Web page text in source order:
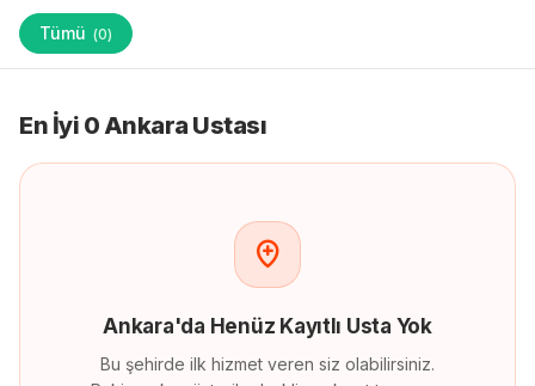
Tümü (0)
En İyi 0 Ankara Ustası
Ankara'da Henüz Kayıtlı Usta Yok
Bu şehirde ilk hizmet veren siz olabilirsiniz.